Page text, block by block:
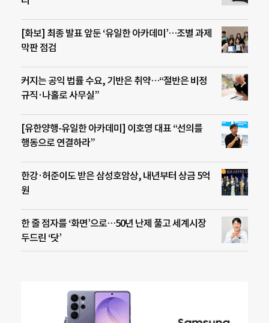
[화보] 최종 발표 앞둔 ‘유일한 아카데미’…조별 과제
막판 점검
커지는 공익 법률 수요, 기반은 취약…“절반은 비정
규직·나홀로 사무실”
[유한양행-유일한 아카데미] 이호영 대표 “선의를
행동으로 연결하라”
한강·허준이도 받은 삼성호암상, 내년부터 상금 5억
원
한 줄 점자를 ‘화면’으로…50년 난제 풀고 세계시장
두드린 ‘닷’